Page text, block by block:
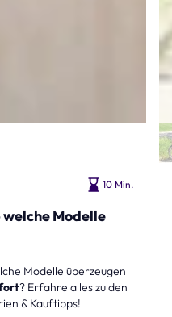
10 Min.
Modelle
Modelle überzeugen
? Erfahre alles zu den
& Kauftipps!